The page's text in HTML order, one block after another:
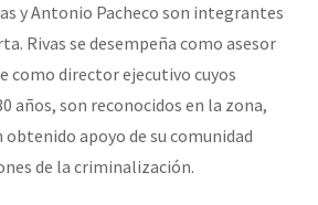
y Antonio Pacheco son integrantes
Rivas se desempeña como asesor
como director ejecutivo cuyos
años, son reconocidos en la zona,
apoyo de su comunidad
de la criminalización.